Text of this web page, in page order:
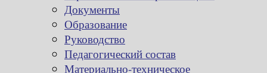
Документы
Образование
Руководство
Педагогический состав
Материально-техническое